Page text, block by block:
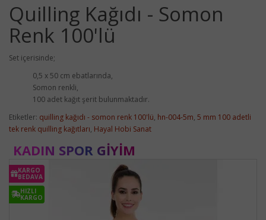
Quilling Kağıdı - Somon
Renk 100'lü
Set içerisinde;
0,5 x 50 cm ebatlarında,
Somon renkli,
100 adet kağıt şerit bulunmaktadır.
Etiketler: quilling kağıdı - somon renk 100'lü, hn-004-5m, 5 mm 100 adetli
tek renk quilling kağıtları, Hayal Hobi Sanat
KADIN SPOR GIYIM
KARGO
BEDAVA
HIZLI
KARGO